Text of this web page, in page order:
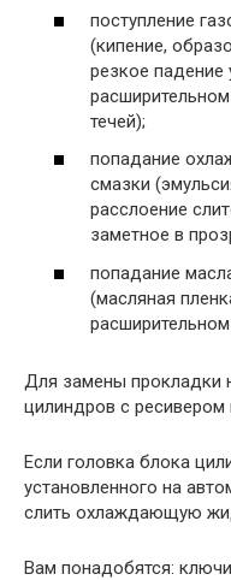
поступление
(кипение,
резкое падение
течей);
попадание
смазки
расслоение
заметное в
попадание
(масляная
Для замены прокладки
цилиндров с
Если головка блока
установленного на
слить охлаждающую
Вам понадобятся: ключи